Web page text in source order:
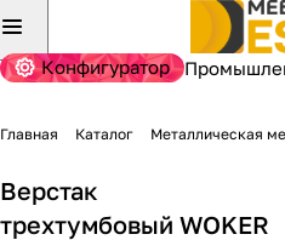
Конфигуратор
Главная Каталог Металлическая
Верстак
трехтумбовый WOKER